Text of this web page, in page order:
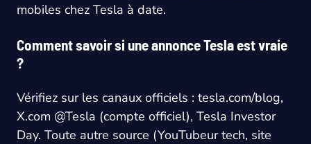
mobiles chez Tesla à date.
Comment savoir si une annonce Tesla est vraie
?
Vérifiez sur les canaux officiels : tesla.com/blog,
X.com @Tesla (compte officiel), Tesla Investor
Day. Toute autre source (YouTubeur tech, site